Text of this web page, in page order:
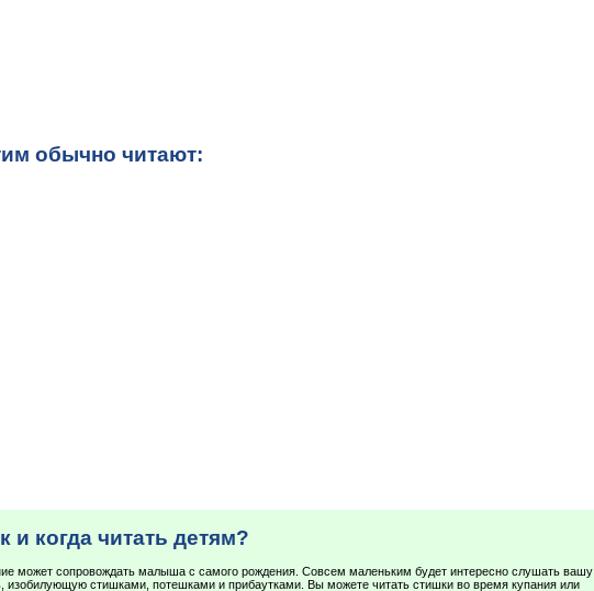
обычно читают:
и когда читать детям?
может сопровождать малыша с самого рождения. Совсем маленьким будет интересно слушать вашу
изобилующую стишками, потешками и прибаутками. Вы можете читать стишки во время купания или